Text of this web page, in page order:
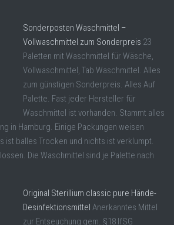
Sonderposten Waschmittel –
Vollwaschmittel zum Sonderpreis 23
Paletten mit Waschmittel für Wäsche,
Vollwaschmittel, Tab Waschmittel. Alles
zum günstigen Sonderpreis. Alles Auf
Palette. Fast jeder Hersteller für
Waschmittel ist vorhanden. Stammt alles
in Hamburg. Einige Packungen weisen
ist balles Trocken und nichts ist verklumpt.
Die Waschmittel sind je Palette nach
Original Sterillium classic pure Hände-
Desinfektionsmittel Anerkanntes Mittel
zur Entseuchung gem. §18 IfSG